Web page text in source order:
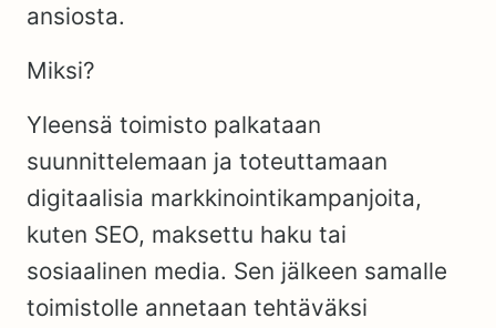
ansiosta.
Miksi?
Yleensä toimisto palkataan
suunnittelemaan ja toteuttamaan
digitaalisia markkinointikampanjoita,
kuten SEO, maksettu haku tai
sosiaalinen media. Sen jälkeen samalle
toimistolle annetaan tehtäväksi